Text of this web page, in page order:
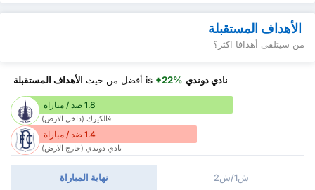
الأهداف المستقبلة
من سيتلقى أهدافا اكثر؟
نادي دوندي +22% أفضل من حيث الأهداف المستقبلة
1.8 ضد / مباراة
فالكيرك (داخل الارض)
1.4 ضد / مباراة
نادي دوندي (خارج الارض)
نهاية المباراة ش1/ش2